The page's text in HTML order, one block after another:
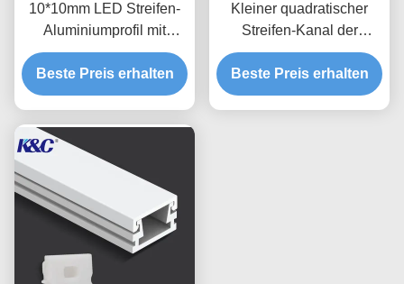
10*10mm LED Streifen-
Aluminiumprofil mit
PMMA-PC Diffusor-
Abdeckung
Beste Preis erhalten
Kleiner quadratischer
Streifen-Kanal der
Deckenleuchte-10*13mm
LED mit Diffusor
Beste Preis erhalten